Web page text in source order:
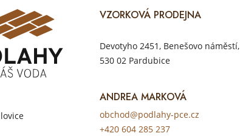
VZORKOVÁ PRODEJNA
Devotyho 2451, Benešovo náměstí,
530 02 Pardubice
ANDREA MARKOVÁ
obchod@podlahy-pce.cz
+420 604 285 237